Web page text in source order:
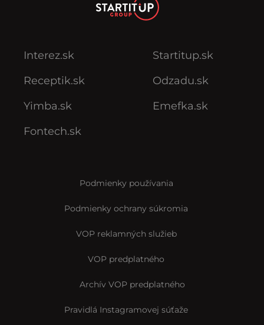
Interez.sk
Receptik.sk
Yimba.sk
Fontech.sk
Startitup.sk
Odzadu.sk
Emefka.sk
Podmienky používania
Podmienky ochrany súkromia
VOP reklamných služieb
VOP predplatného
Archív VOP predplatného
Pravidlá Instagramovej súťaže